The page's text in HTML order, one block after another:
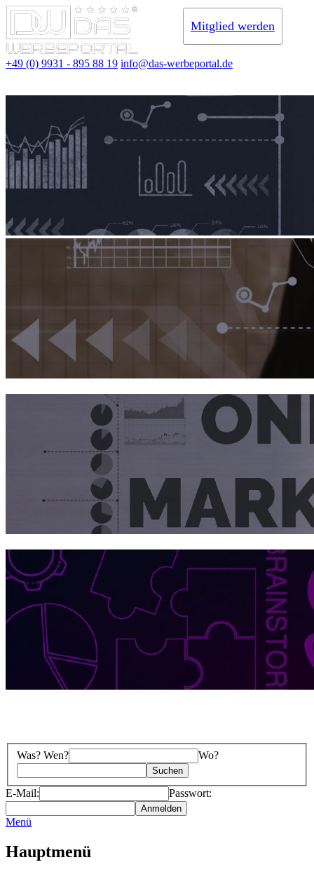
+49 (0) 9931 - 895 88 19 info@das-werbeportal.de
Was? Wen? Wo?
E-Mail: Passwort:
Mitglied werden
Menü
Hauptmenü